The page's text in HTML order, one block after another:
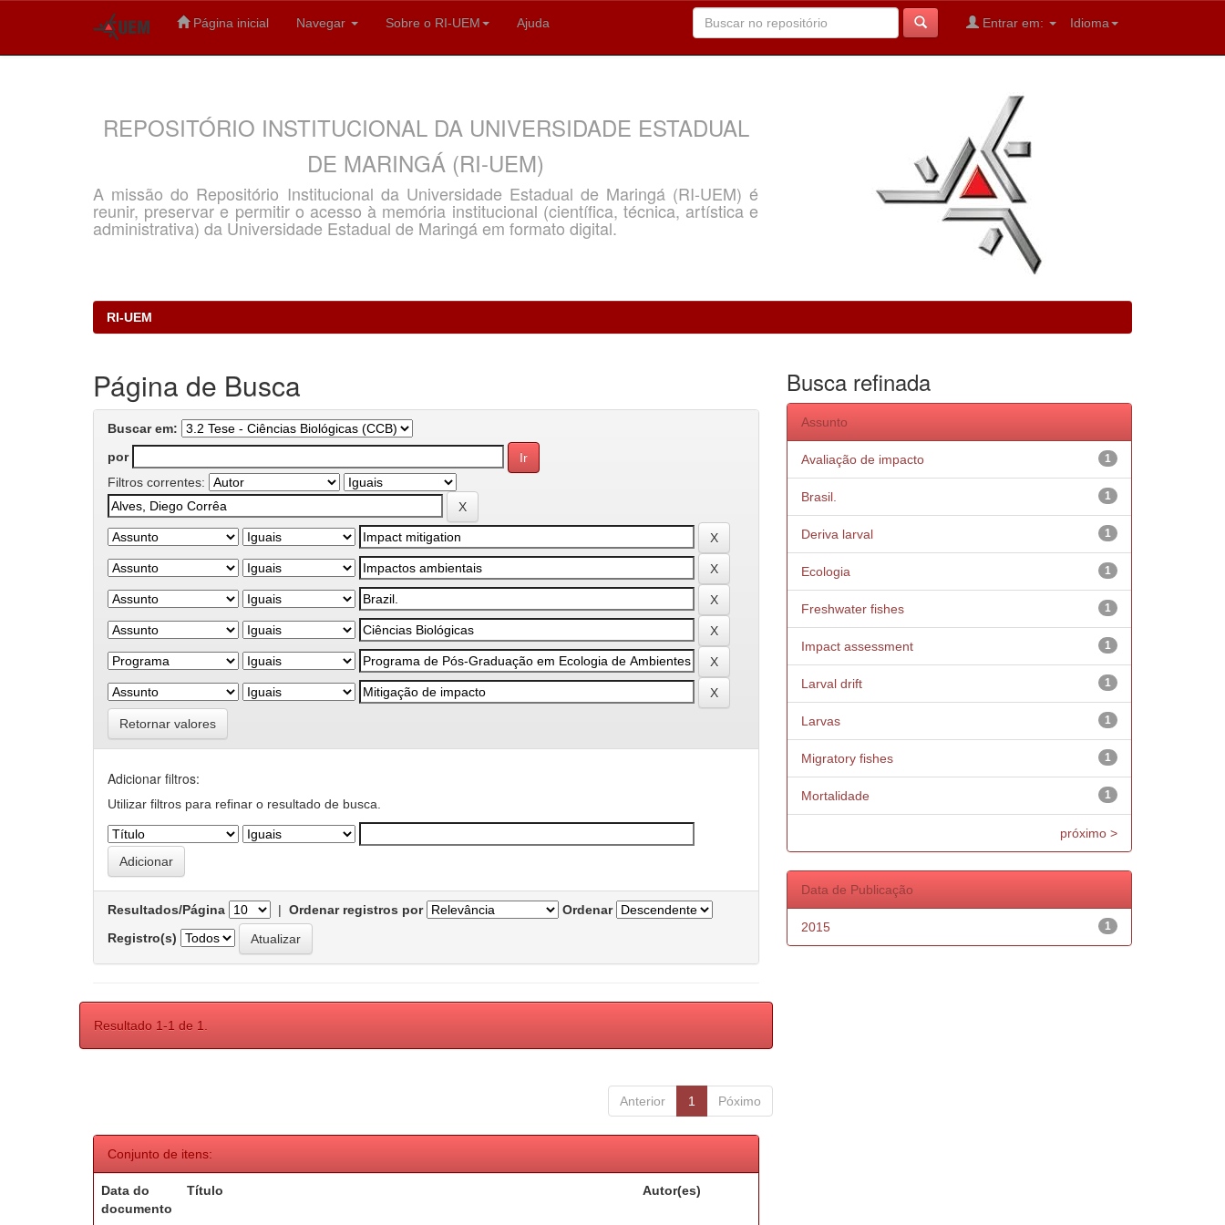
Página inicial Navegar Sobre o RI-UEM Ajuda Idioma
Entrar em:
REPOSITÓRIO INSTITUCIONAL DA UNIVERSIDADE ESTADUAL
DE MARINGÁ (RI-UEM)
A missão do Repositório Institucional da Universidade Estadual de Maringá (RI-UEM) é
reunir, preservar e permitir o acesso à memória institucional (científica, técnica, artística e
administrativa) da Universidade Estadual de Maringá em formato digital.
RI-UEM
Página de Busca
Buscar em:
por
Filtros correntes:
Retornar valores
Adicionar filtros:
Utilizar filtros para refinar o resultado de busca.
Resultados/Página | Ordenar registros por
Ordenar
Registro(s)
Resultado 1-1 de 1.
Anterior 1 Póximo
Conjunto de itens:
Data do
documento
Título Autor(es)
Busca refinada
Assunto
1
Avaliação de impacto
1
Brasil.
1
Deriva larval
1
Ecologia
1
Freshwater fishes
1
Impact assessment
1
Larval drift
1
Larvas
1
Migratory fishes
1
Mortalidade
próximo >
Data de Publicação
1
2015